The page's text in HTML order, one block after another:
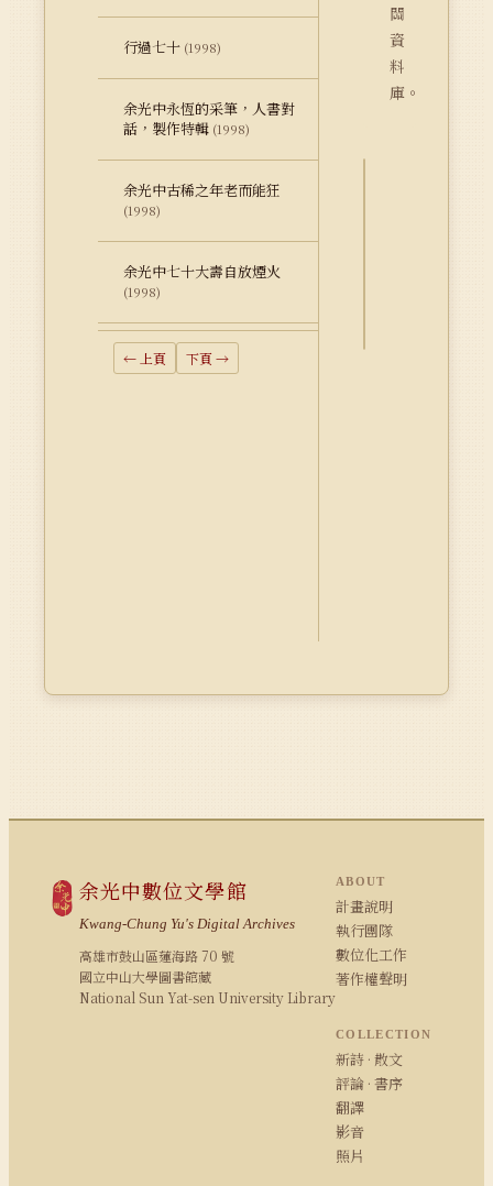
行過七十 (1998)
余光中永恆的采筆，人書對
話，製作特輯 (1998)
余光中古稀之年老而能狂
(1998)
余光中七十大壽自放煙火
(1998)
← 上頁 下頁 →
關
資
料
庫。
余光中數位文學館
Kwang-Chung Yu's Digital Archives
高雄市鼓山區蓮海路 70 號
國立中山大學圖書館藏
National Sun Yat-sen University Library
ABOUT
計畫說明
執行團隊
數位化工作
著作權聲明
COLLECTION
新詩 · 散文
評論 · 書序
翻譯
影音
照片